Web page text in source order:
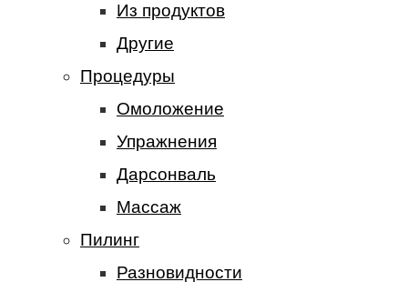
Из продуктов
Другие
Процедуры
Омоложение
Упражнения
Дарсонваль
Массаж
Пилинг
Разновидности